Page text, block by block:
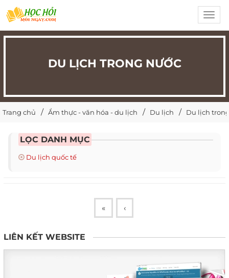
DU LỊCH TRONG NƯỚC
Trang chủ Ẩm thực - văn hóa - du lịch Du lịch Du lịch
LỌC DANH MỤC
Du lịch quốc tế
« ‹
LIÊN KẾT WEBSITE